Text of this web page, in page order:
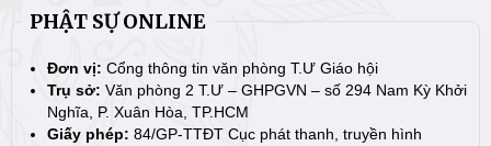
PHẬT SỰ ONLINE
Đơn vị: Cổng thông tin văn phòng T.Ư Giáo hội
Trụ sở: Văn phòng 2 T.Ư – GHPGVN – số 294 Nam Kỳ Khởi
Nghĩa, P. Xuân Hòa, TP.HCM
Giấy phép: 84/GP-TTĐT Cục phát thanh, truyền hình